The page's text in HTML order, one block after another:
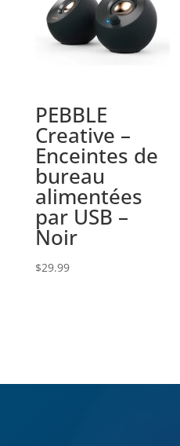
PEBBLE
Creative –
Enceintes de
bureau
alimentées
par USB –
Noir
$29.99